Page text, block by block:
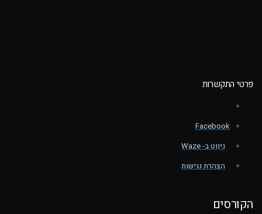
פרטי התקשרות
Facebook
ניווט ב- Waze
הצהרת נגישות
הקורסים